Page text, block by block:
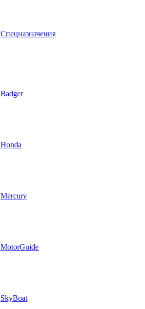
Спецназначения
Badger
Honda
Mercury
MotorGuide
SkyBoat